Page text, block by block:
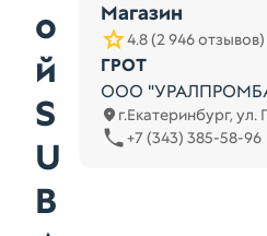
о
й
S
U
B
Магазин
4.8 (2 946 отзывов)
ГРОТ
ООО
г.Екатеринбург, ул.
+7 (343) 385-58-96